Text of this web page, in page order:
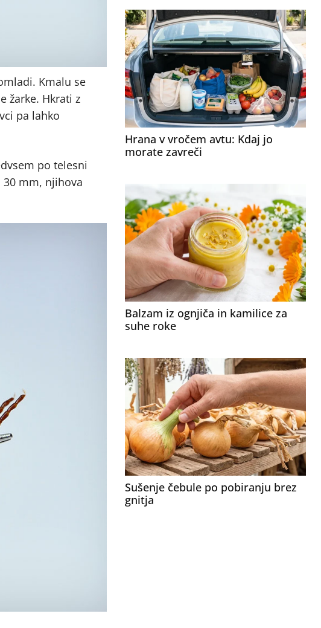
Kmalu se
žarke. Hkrati z
pa lahko
po telesni
mm, njihova
Hrana v vročem avtu: Kdaj jo
morate zavreči
Balzam iz ognjiča in kamilice za
suhe roke
Sušenje čebule po pobiranju brez
gnitja